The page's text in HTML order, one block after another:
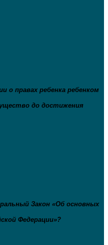
о правах ребенка ребенком
до достижения
Закон «Об основных
Федерации»?